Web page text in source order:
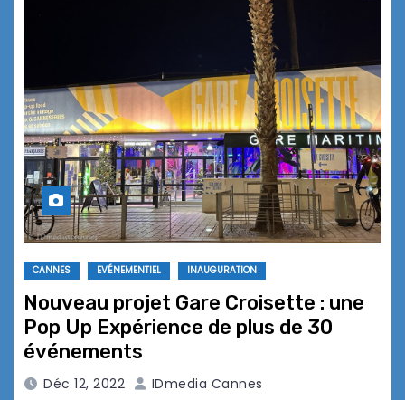
CANNES EVÉNEMENTIEL INAUGURATION
Nouveau projet Gare Croisette : une
Pop Up Expérience de plus de 30
événements
Déc 12, 2022 IDmedia Cannes